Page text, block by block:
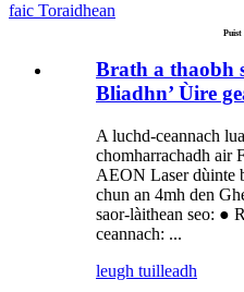
faic Toraidhean
Puist
Brath a thaobh
Bliadhn’ Ùire
A luchd-ceannach
chomharrachadh air
AEON Laser dùinte
chun an 4mh den
saor-làithean seo: ●
ceannach: ...
leugh tuilleadh